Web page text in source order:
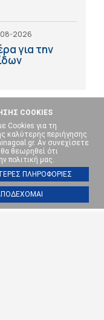
COOKIES
Cookies για τη
καλύτερης περιήγησης
Αν συνεχίσετε
θεωρηθεί ότι
πολιτική μας.
ΠΛΗΡΟΦΟΡΙΕΣ
2026
για την